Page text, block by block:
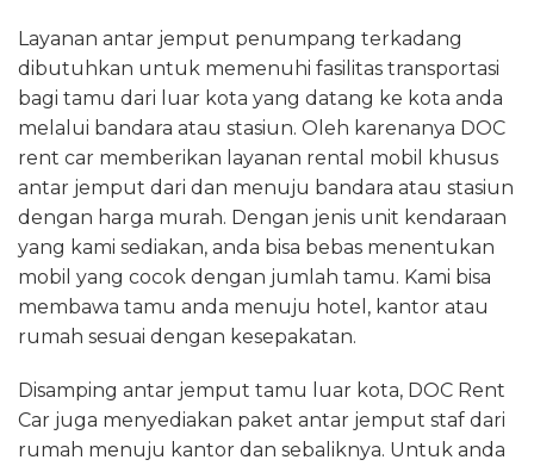
Layanan antar jemput penumpang terkadang
dibutuhkan untuk memenuhi fasilitas transportasi
bagi tamu dari luar kota yang datang ke kota anda
melalui bandara atau stasiun. Oleh karenanya DOC
rent car memberikan layanan rental mobil khusus
antar jemput dari dan menuju bandara atau stasiun
dengan harga murah. Dengan jenis unit kendaraan
yang kami sediakan, anda bisa bebas menentukan
mobil yang cocok dengan jumlah tamu. Kami bisa
membawa tamu anda menuju hotel, kantor atau
rumah sesuai dengan kesepakatan.
Disamping antar jemput tamu luar kota, DOC Rent
Car juga menyediakan paket antar jemput staf dari
rumah menuju kantor dan sebaliknya. Untuk anda